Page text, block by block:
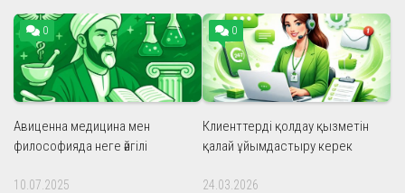
0
Авиценна медицина мен
философияда неге әйгілі
10.07.2025
0
Клиенттерді қолдау қызметін
қалай ұйымдастыру керек
24.03.2026